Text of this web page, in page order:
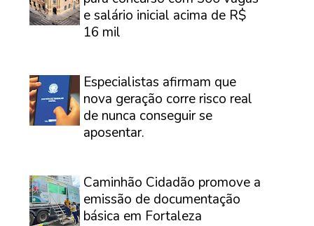
e salário inicial acima de R$
16 mil
Especialistas afirmam que
nova geração corre risco real
de nunca conseguir se
aposentar.
Caminhão Cidadão promove a
emissão de documentação
básica em Fortaleza